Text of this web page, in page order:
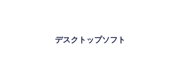
デスクトップソフト